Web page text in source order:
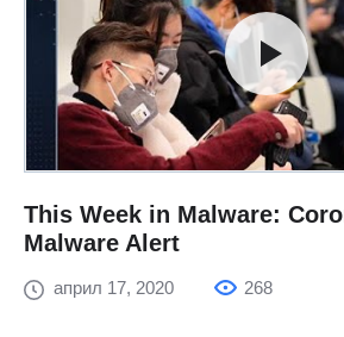
This Week in Malware:
Malware Alert
април 17, 2020 268